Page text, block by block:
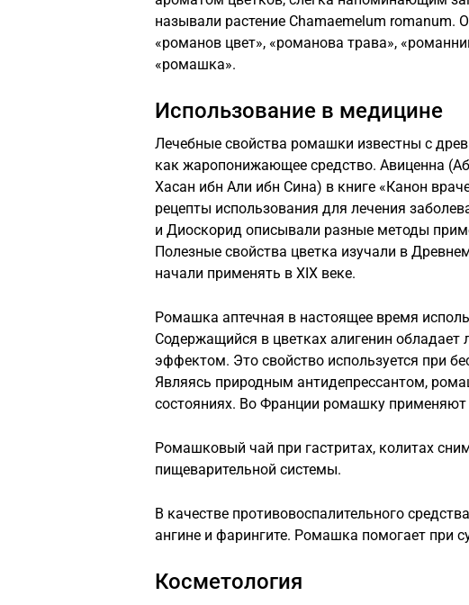
называли растение Chamaemelum romanum.
«романов цвет», «романова трава»,
«ромашка».
Использование в медицине
Лечебные свойства ромашки известны с
как жаропонижающее средство. Авиценна
Хасан ибн Али ибн Сина) в книге «Канон
рецепты использования для лечения
и Диоскорид описывали разные методы
Полезные свойства цветка изучали в
начали применять в ХIХ веке.
Ромашка аптечная в настоящее время
Содержащийся в цветках алигенин
эффектом. Это свойство используется при
Являясь природным антидепрессантом,
состояниях. Во Франции ромашку применяют
Ромашковый чай при гастритах, колитах
пищеварительной системы.
В качестве противовоспалительного
ангине и фарингите. Ромашка помогает при
Косметология